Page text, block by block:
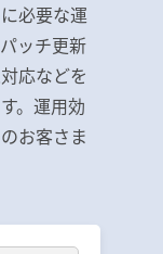
必要な運
ッチ更新
応などを
。運用効
お客さま